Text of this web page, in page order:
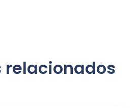
relacionados